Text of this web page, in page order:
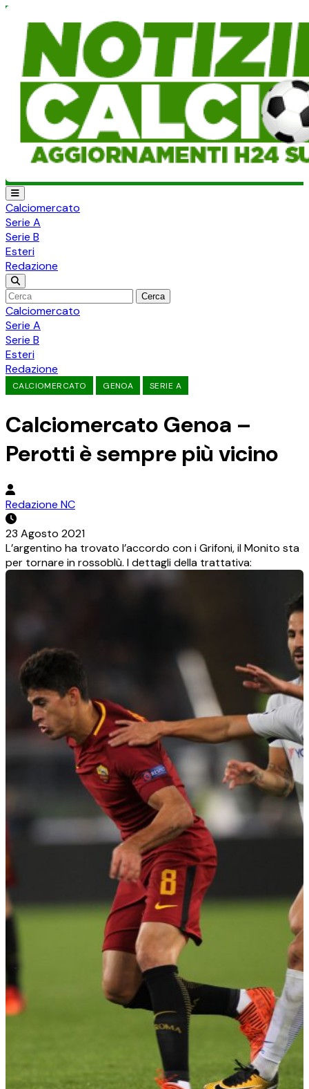
Calciomercato
Serie A
Serie B
Esteri
Redazione
Cerca
Calciomercato
Serie A
Serie B
Esteri
Redazione
CALCIOMERCATO GENOA SERIE A
Calciomercato Genoa –
Perotti è sempre più vicino
Redazione NC
23 Agosto 2021
L’argentino ha trovato l’accordo con i Grifoni, il Monito sta
per tornare in rossoblù. I dettagli della trattativa: